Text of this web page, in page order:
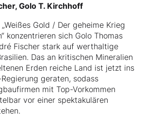
Golo T. Kirchhoff
Gold / Der geheime Krieg
konzentrieren sich Golo Thomas
Fischer stark auf werthaltige
Das an kritischen Mineralien
Erden reiche Land ist jetzt ins
geraten, sodass
mit Top-Vorkommen
vor einer spektakulären